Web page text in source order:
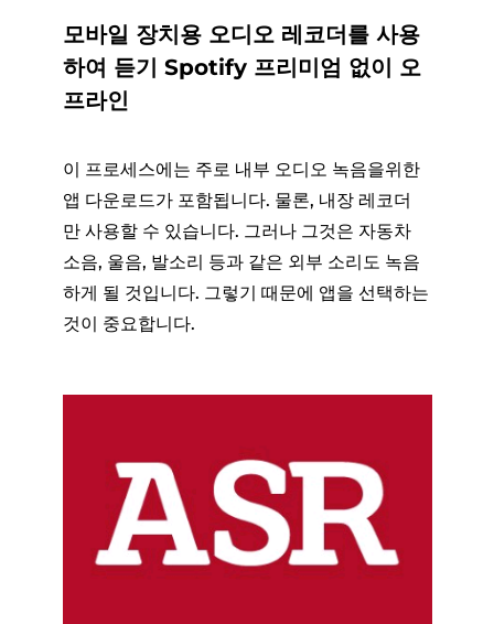
모바일 장치용 오디오 레코더를 사용
하여 듣기 Spotify 프리미엄 없이 오
프라인
이 프로세스에는 주로 내부 오디오 녹음을위한
앱 다운로드가 포함됩니다. 물론, 내장 레코더
만 사용할 수 있습니다. 그러나 그것은 자동차
소음, 울음, 발소리 등과 같은 외부 소리도 녹음
하게 될 것입니다. 그렇기 때문에 앱을 선택하는
것이 중요합니다.